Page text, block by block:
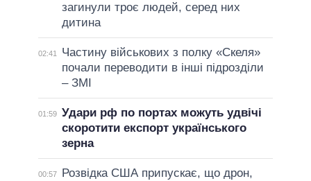
загинули троє людей, серед них
дитина
02:41
Частину військових з полку «Скеля»
почали переводити в інші підрозділи
– ЗМІ
01:59 Удари рф по портах можуть удвічі
скоротити експорт українського
зерна
00:57
Розвідка США припускає, що дрон,